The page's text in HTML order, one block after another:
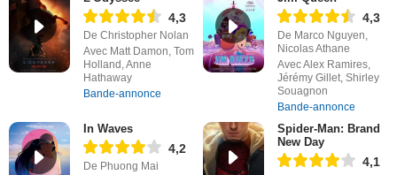
4,3
De Christopher Nolan
Avec Matt Damon, Tom
Holland, Anne
Hathaway
Bande-annonce
4,3
De Marco Nguyen,
Nicolas Athane
Avec Alex Ramires,
Jérémy Gillet, Shirley
Souagnon
Bande-annonce
In Waves
4,2
De Phuong Mai
Spider-Man: Brand
New Day
4,1